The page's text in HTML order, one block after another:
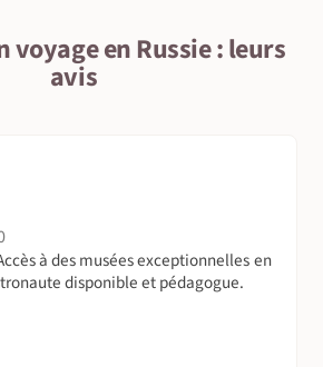
voyage en Russie : leurs
avis
à des musées exceptionnelles en
disponible et pédagogue.